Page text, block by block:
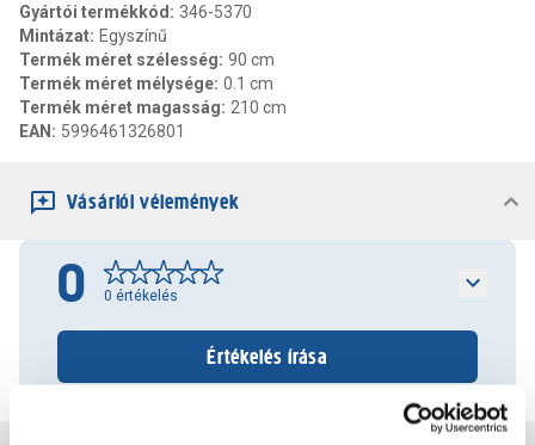
Gyártói termékkód : 346-5370
Mintázat: Egyszínű
Termék méret szélesség: 90 cm
Termék méret mélysége: 0.1 cm
Termék méret magasság: 210 cm
EAN : 5996461326801
Vásárlói vélemények
0 0 értékelés
Értékelés írása